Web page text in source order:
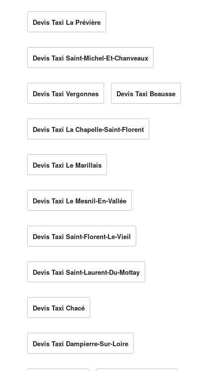
Devis Taxi La Prévière
Devis Taxi Saint-Michel-Et-Chanveaux
Devis Taxi Vergonnes Devis Taxi Beausse
Devis Taxi La Chapelle-Saint-Florent
Devis Taxi Le Marillais
Devis Taxi Le Mesnil-En-Vallée
Devis Taxi Saint-Florent-Le-Vieil
Devis Taxi Saint-Laurent-Du-Mottay
Devis Taxi Chacé
Devis Taxi Dampierre-Sur-Loire